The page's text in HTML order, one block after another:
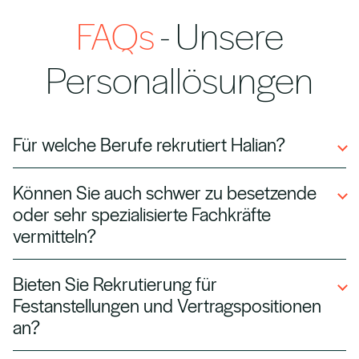
FAQs- Unsere
Personallösungen
Für welche Berufe rekrutiert Halian?
Ingenieurwesen, Finanzen, Gesundheitswesen
und professionelle Dienstleistungen – sowohl
Spezialisten- als auch Führungspositionen.
Können Sie auch schwer zu besetzende
oder sehr spezialisierte Fachkräfte
vermitteln?
spezialisiert, seltene und stark nachgefragte
Talente zu finden – von Cybersecurity-
Experten bis zu Forschern im Life-Sciences-
Bieten Sie Rekrutierung für
Festanstellungen und Vertragspositionen
an?